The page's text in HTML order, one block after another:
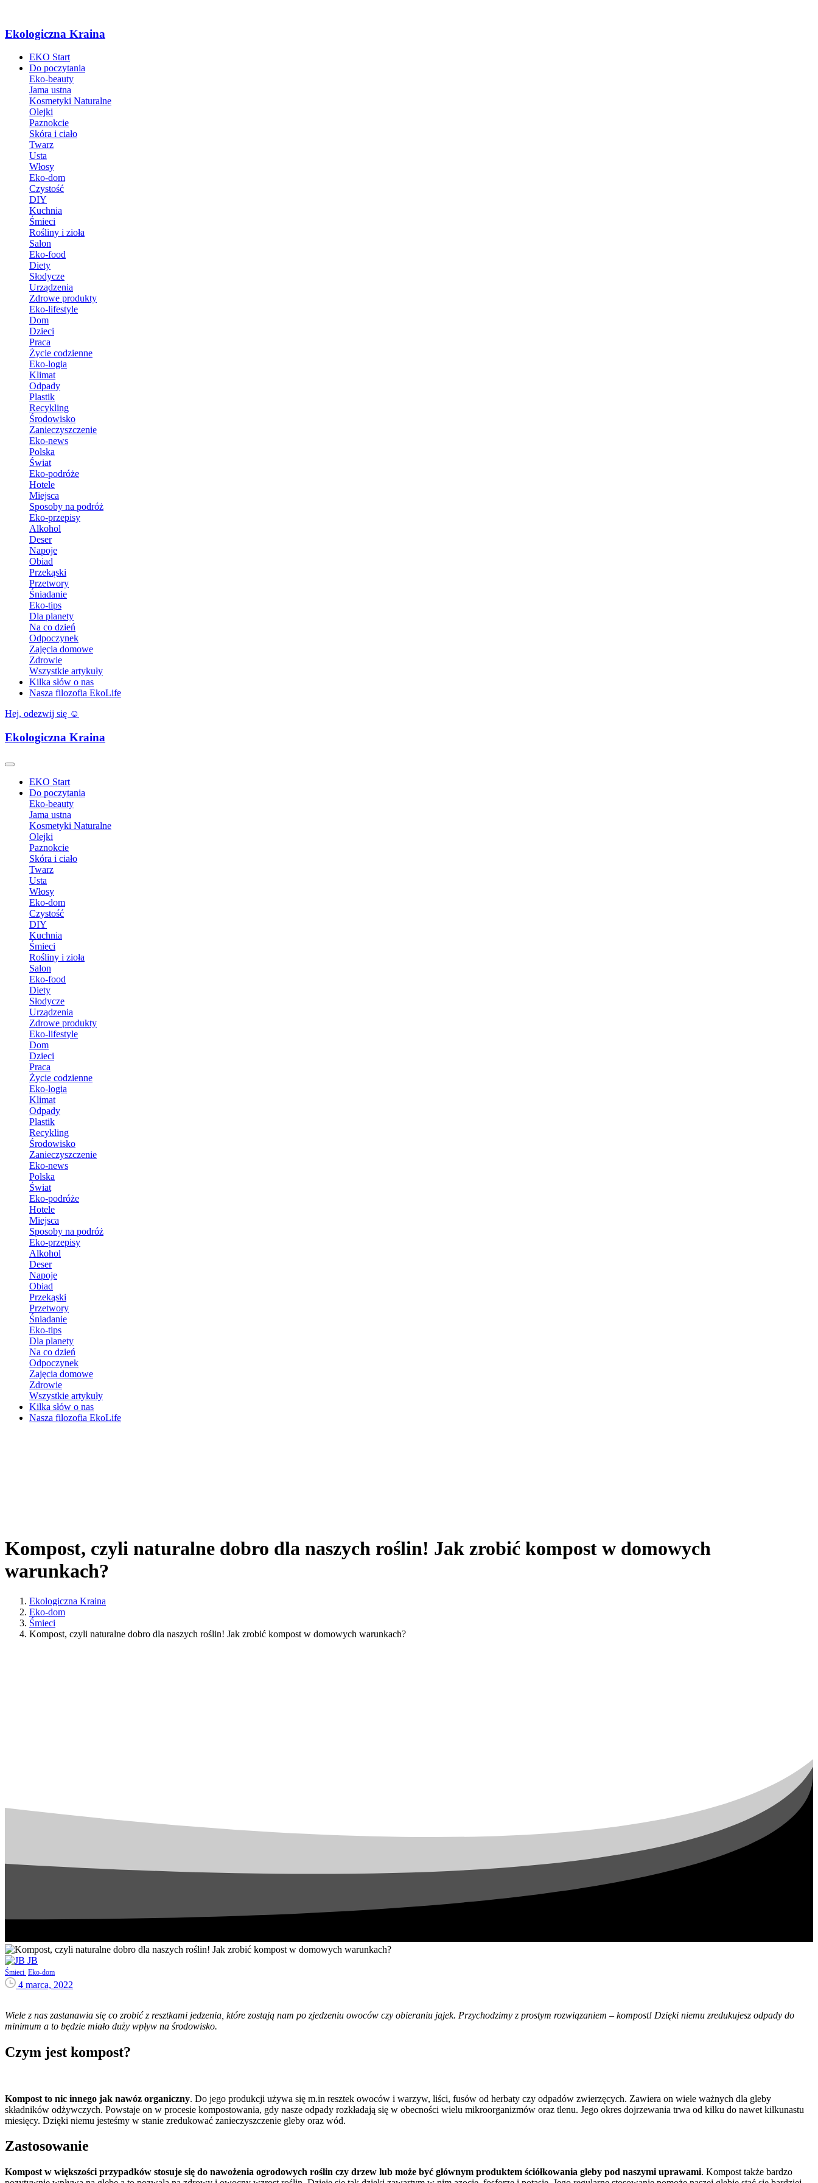
Ekologiczna Kraina
EKO Start
Do poczytania
Eko-beauty
Jama ustna
Kosmetyki Naturalne
Olejki
Paznokcie
Skóra i ciało
Twarz
Usta
Włosy
Eko-dom
Czystość
DIY
Kuchnia
Śmieci
Rośliny i zioła
Salon
Eko-food
Diety
Słodycze
Urządzenia
Zdrowe produkty
Eko-lifestyle
Dom
Dzieci
Praca
Życie codzienne
Eko-logia
Klimat
Odpady
Plastik
Recykling
Środowisko
Zanieczyszczenie
Eko-news
Polska
Świat
Eko-podróże
Hotele
Miejsca
Sposoby na podróż
Eko-przepisy
Alkohol
Deser
Napoje
Obiad
Przekąski
Przetwory
Śniadanie
Eko-tips
Dla planety
Na co dzień
Odpoczynek
Zajęcia domowe
Zdrowie
Wszystkie artykuły
Kilka słów o nas
Nasza filozofia EkoLife
Hej, odezwij się ☺️
Ekologiczna Kraina
EKO Start
Do poczytania
Eko-beauty
Jama ustna
Kosmetyki Naturalne
Olejki
Paznokcie
Skóra i ciało
Twarz
Usta
Włosy
Eko-dom
Czystość
DIY
Kuchnia
Śmieci
Rośliny i zioła
Salon
Eko-food
Diety
Słodycze
Urządzenia
Zdrowe produkty
Eko-lifestyle
Dom
Dzieci
Praca
Życie codzienne
Eko-logia
Klimat
Odpady
Plastik
Recykling
Środowisko
Zanieczyszczenie
Eko-news
Polska
Świat
Eko-podróże
Hotele
Miejsca
Sposoby na podróż
Eko-przepisy
Alkohol
Deser
Napoje
Obiad
Przekąski
Przetwory
Śniadanie
Eko-tips
Dla planety
Na co dzień
Odpoczynek
Zajęcia domowe
Zdrowie
Wszystkie artykuły
Kilka słów o nas
Nasza filozofia EkoLife
Kompost, czyli naturalne dobro dla naszych roślin! Jak zrobić kompost w domowych
warunkach?
Ekologiczna Kraina
Eko-dom
Śmieci
Kompost, czyli naturalne dobro dla naszych roślin! Jak zrobić kompost w domowych warunkach?
JB
Śmieci Eko-dom
4 marca, 2022
Wiele z nas zastanawia się co zrobić z resztkami jedzenia, które zostają nam po zjedzeniu owoców czy obieraniu jajek. Przychodzimy z prostym rozwiązaniem – kompost! Dzięki niemu zredukujesz odpady do
minimum a to będzie miało duży wpływ na środowisko.
Czym jest kompost?
Kompost to nic innego jak nawóz organiczny. Do jego produkcji używa się m.in resztek owoców i warzyw, liści, fusów od herbaty czy odpadów zwierzęcych. Zawiera on wiele ważnych dla gleby
składników odżywczych. Powstaje on w procesie kompostowania, gdy nasze odpady rozkładają się w obecności wielu mikroorganizmów oraz tlenu. Jego okres dojrzewania trwa od kilku do nawet kilkunastu
miesięcy. Dzięki niemu jesteśmy w stanie zredukować zanieczyszczenie gleby oraz wód.
Zastosowanie
Kompost w większości przypadków stosuje się do nawożenia ogrodowych roślin czy drzew lub może być głównym produktem ściółkowania gleby pod naszymi uprawami. Kompost także bardzo